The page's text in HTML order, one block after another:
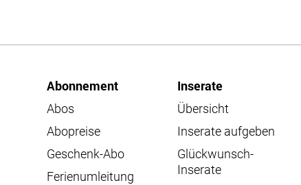
Abonnement
Abos
Abopreise
Geschenk-Abo
Ferienumleitung
Inserate
Übersicht
Inserate aufgeben
Glückwunsch-
Inserate